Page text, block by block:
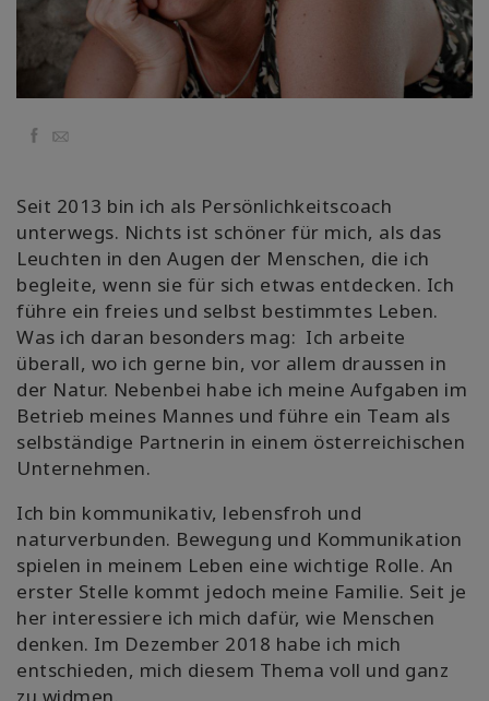
Классы
Фасилитаторы
More
КОНТАКТЫ
ПОИСК
Facebook
Email
Seit 2013 bin ich als Persönlichkeitscoach
unterwegs. Nichts ist schöner für mich, als das
Leuchten in den Augen der Menschen, die ich
begleite, wenn sie für sich etwas entdecken. Ich
führe ein freies und selbst bestimmtes Leben.
Was ich daran besonders mag: Ich arbeite
überall, wo ich gerne bin, vor allem draussen in
der Natur. Nebenbei habe ich meine Aufgaben im
Betrieb meines Mannes und führe ein Team als
selbständige Partnerin in einem österreichischen
Unternehmen.
Ich bin kommunikativ, lebensfroh und
naturverbunden. Bewegung und Kommunikation
spielen in meinem Leben eine wichtige Rolle. An
erster Stelle kommt jedoch meine Familie. Seit je
her interessiere ich mich dafür, wie Menschen
denken. Im Dezember 2018 habe ich mich
entschieden, mich diesem Thema voll und ganz